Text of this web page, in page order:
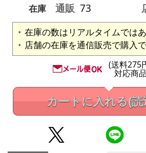
在庫
通販 73
在庫の数はリアルタイムではあ
店舗の在庫を通信販売で購入で
(送料275
対応商品
カートに入れる(読